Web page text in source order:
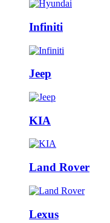
Infiniti
Jeep
KIA
Land Rover
Lexus